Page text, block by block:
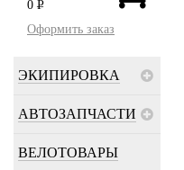
0 P
Оформить заказ
ЭКИПИРОВКА
АВТОЗАПЧАСТИ
ВЕЛОТОВАРЫ